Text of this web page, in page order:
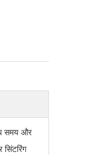
समय और